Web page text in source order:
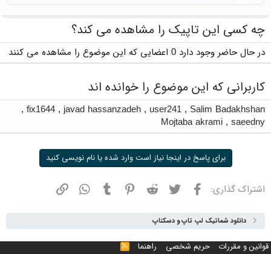
چه کسی این تاپیک را مشاهده می کند؟
در حال حاضر وجود دارد 0 اعضایی که این موضوع را مشاهده می کنند
کاربرانی که این موضوع را خوانده اند
Salim Badakhshan
,
user241
,
javad hassanzadeh
,
fix1644
,
saeedny
,
Mojtaba akrami
برای پاسخ در اینجا نیاز است وارد شده یا نام نویسی کنید
اشتراک گذاری: فیسبوک توییتر ردیت پینترستتامبلر واتسپ
دانلود شماتیک لپ تاپ و دسکتاپ
قوانین و مقررات حریم شخصی راهنما خوراک